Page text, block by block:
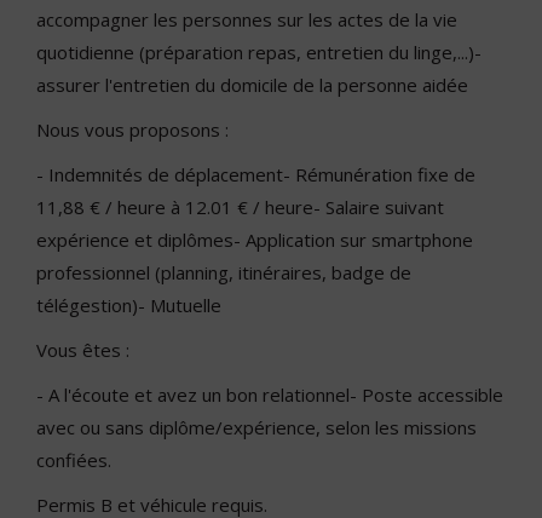
accompagner les personnes sur les actes de la vie
quotidienne (préparation repas, entretien du linge,...)-
assurer l'entretien du domicile de la personne aidée
Nous vous proposons :
- Indemnités de déplacement- Rémunération fixe de
11,88 € / heure à 12.01 € / heure- Salaire suivant
expérience et diplômes- Application sur smartphone
professionnel (planning, itinéraires, badge de
télégestion)- Mutuelle
Vous êtes :
- A l'écoute et avez un bon relationnel- Poste accessible
avec ou sans diplôme/expérience, selon les missions
confiées.
Permis B et véhicule requis.